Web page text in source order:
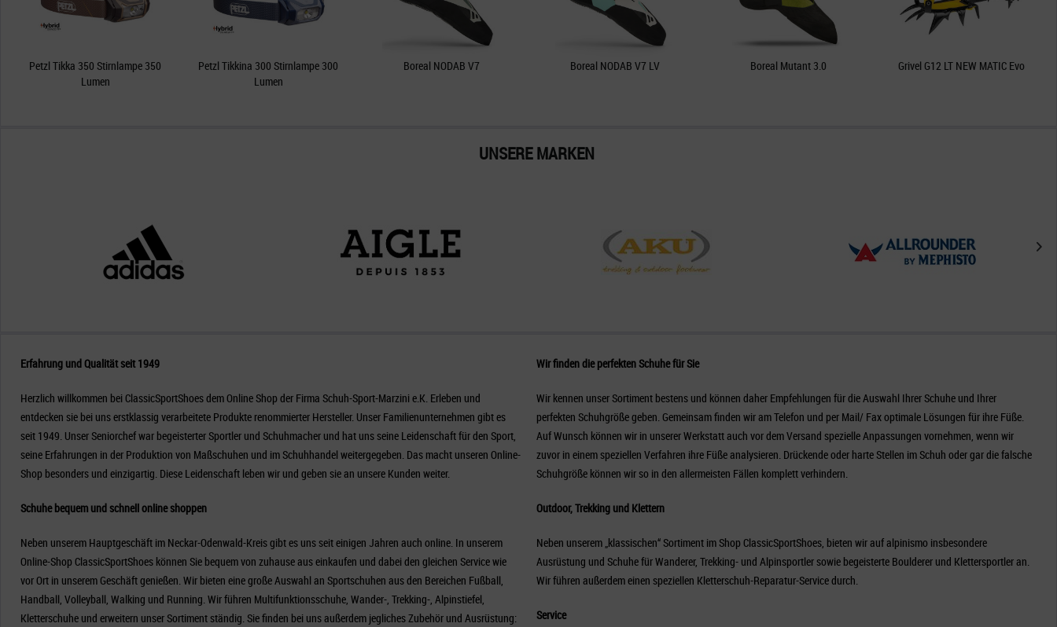
Petzl Tikka 350 Stirnlampe 350
Petzl Tikkina 300 Stirnlampe 300
Boreal NODAB V7 Boreal NODAB V7 LV Boreal Mutant 3.0 Grivel G12 LT NEW MATIC Evo
UNSERE MARKEN
Erfahrung und Qualität seit 1949
Herzlich willkommen bei ClassicSportShoes dem Online Shop der Firma Schuh-Sport-Marzini e.K. Erleben und
entdecken sie bei uns erstklassig verarbeitete Produkte renommierter Hersteller. Unser Familienunternehmen gibt es
seit 1949. Unser Seniorchef war begeisterter Sportler und Schuhmacher und hat uns seine Leidenschaft für den Sport,
seine Erfahrungen in der Produktion von Maßschuhen und im Schuhhandel weitergegeben. Das macht unseren Online-
Shop besonders und einzigartig. Diese Leidenschaft leben wir und geben sie an unsere Kunden weiter.
Schuhe bequem und schnell online shoppen
Neben unserem Hauptgeschäft im Neckar-Odenwald-Kreis gibt es uns seit einigen Jahren auch online. In unserem
Online-Shop ClassicSportShoes können Sie bequem von zuhause aus einkaufen und dabei den gleichen Service wie
vor Ort in unserem Geschäft genießen. Wir bieten eine große Auswahl an Sportschuhen aus den Bereichen Fußball,
Handball, Volleyball, Walking und Running. Wir führen Multifunktionsschuhe, Wander-, Trekking-, Alpinstiefel,
Kletterschuhe und erweitern unser Sortiment ständig. Sie finden bei uns außerdem jegliches Zubehör und Ausrüstung:
Wir finden die perfekten Schuhe für Sie
Wir kennen unser Sortiment bestens und können daher Empfehlungen für die Auswahl Ihrer Schuhe und Ihrer
perfekten Schuhgröße geben. Gemeinsam finden wir am Telefon und per Mail/ Fax optimale Lösungen für ihre Füße.
Auf Wunsch können wir in unserer Werkstatt auch vor dem Versand spezielle Anpassungen vornehmen, wenn wir
zuvor in einem speziellen Verfahren ihre Füße analysieren. Drückende oder harte Stellen im Schuh oder gar die falsche
Schuhgröße können wir so in den allermeisten Fällen komplett verhindern.
Outdoor, Trekking und Klettern
Neben unserem „klassischen“ Sortiment im Shop ClassicSportShoes, bieten wir auf alpinismo insbesondere
Ausrüstung und Schuhe für Wanderer, Trekking- und Alpinsportler sowie begeisterte Boulderer und Klettersportler an.
Wir führen außerdem einen speziellen Kletterschuh-Reparatur-Service durch.
Service